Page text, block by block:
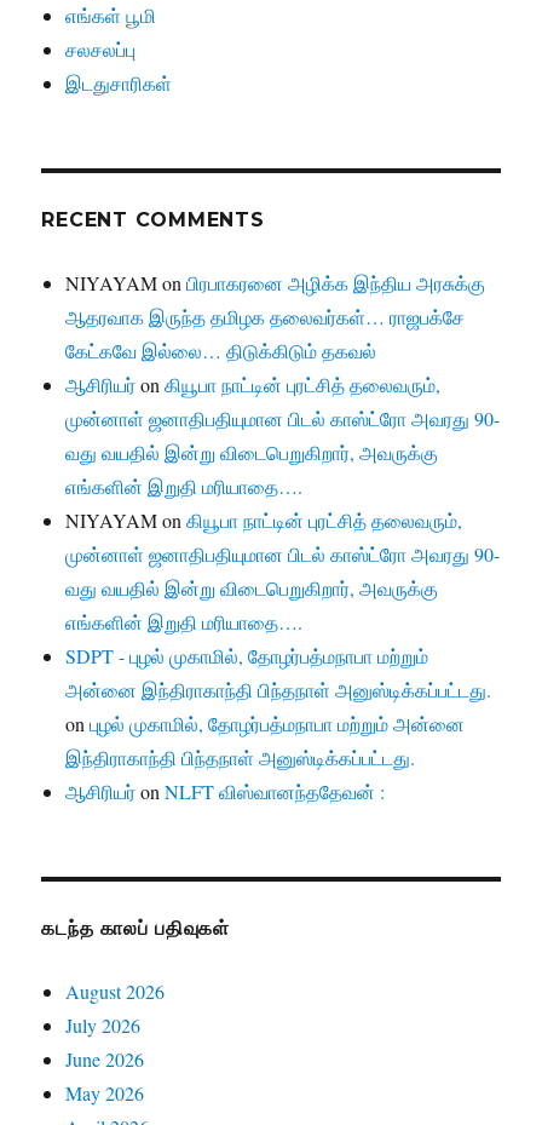
எங்கள் பூமி
சலசலப்பு
இடதுசாரிகள்
RECENT COMMENTS
NIYAYAMonபிரபாகரனை அழிக்க இந்திய அரசுக்கு
ஆதரவாக இருந்த தமிழக தலைவர்கள்… ராஜபக்சே
கேட்கவே இல்லை… திடுக்கிடும் தகவல்
ஆசிரியர்onகியூபா நாட்டின் புரட்சித் தலைவரும்,
முன்னாள் ஜனாதிபதியுமான பிடல் காஸ்ட்ரோ அவரது 90-
வது வயதில் இன்று விடைபெறுகிறார், அவருக்கு
எங்களின் இறுதி மரியாதை….
NIYAYAMonகியூபா நாட்டின் புரட்சித் தலைவரும்,
முன்னாள் ஜனாதிபதியுமான பிடல் காஸ்ட்ரோ அவரது 90-
வது வயதில் இன்று விடைபெறுகிறார், அவருக்கு
எங்களின் இறுதி மரியாதை….
SDPT - புழல் முகாமில், தோழர்பத்மநாபா மற்றும்
அன்னை இந்திராகாந்தி பிந்தநாள் அனுஸ்டிக்கப்பட்டது.
onபுழல் முகாமில், தோழர்பத்மநாபா மற்றும் அன்னை
இந்திராகாந்தி பிந்தநாள் அனுஸ்டிக்கப்பட்டது.
ஆசிரியர்onNLFT விஸ்வானந்ததேவன் :
கடந்த காலப் பதிவுகள்
August 2026
July 2026
June 2026
May 2026